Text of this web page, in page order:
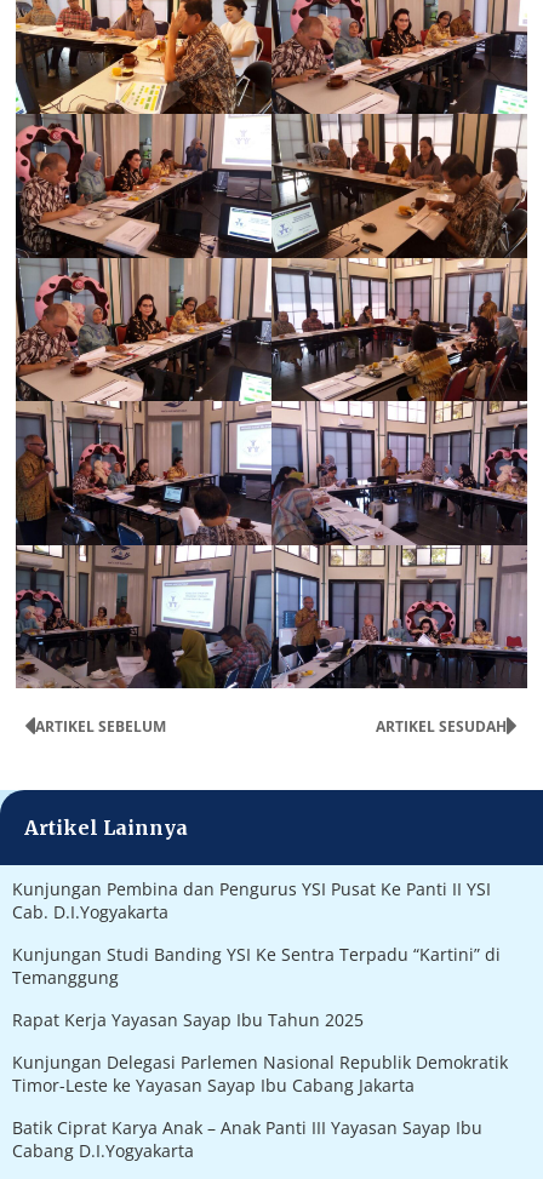
ARTIKEL SEBELUM ARTIKEL SESUDAH
Artikel Lainnya
Kunjungan Pembina dan Pengurus YSI Pusat Ke Panti II YSI
Cab. D.I.Yogyakarta
Kunjungan Studi Banding YSI Ke Sentra Terpadu “Kartini” di
Temanggung
Rapat Kerja Yayasan Sayap Ibu Tahun 2025
Kunjungan Delegasi Parlemen Nasional Republik Demokratik
Timor-Leste ke Yayasan Sayap Ibu Cabang Jakarta
Batik Ciprat Karya Anak – Anak Panti III Yayasan Sayap Ibu
Cabang D.I.Yogyakarta